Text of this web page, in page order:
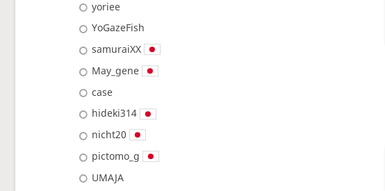
yoriee
YoGazeFish
samuraiXX
May_gene
case
hideki314
nicht20
pictomo_g
UMAJA